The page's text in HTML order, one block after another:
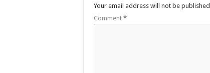
Your email address will not be
Comment *